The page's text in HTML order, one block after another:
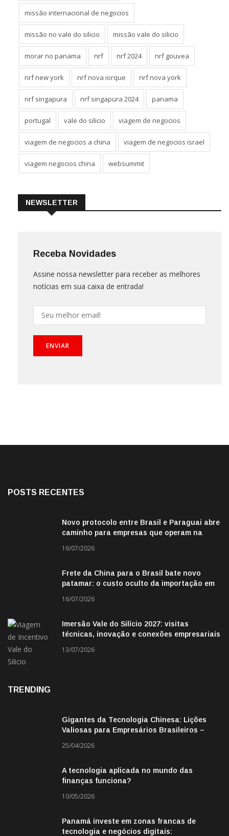
missão internacional de negocios
missão no vale do silicio missão vale do silicio
morar no panama nrf nrf 2024 nrf gouvea
nrf new york nrf nova iorque nrf nova york
nrf singapura nrf singapura 2024 panama
portugal vale do silicio viagem de negocios
viagem de negocios a china viagem de negocios israel
viagem negocios china websummit
NEWSLETTER
Receba Novidades
Assine nossa newsletter para receber as melhores
notícias em sua caixa de entrada!
POSTS RECENTES
Novo protocolo entre Brasil e Paraguai abre
caminho para empresas que operam na
16/07/2026
Frete da China para o Brasil bate novo
patamar: o custo oculto da importação em
16/07/2026
Imersão Vale do Silício 2027: visitas
técnicas, inovação e conexões empresariais
13/07/2026
TRENDING
Gigantes da Tecnologia Chinesa: Lições
Valiosas para Empresários Brasileiros –
25/04/2026
A tecnologia aplicada no mundo das
finanças funciona?
10/05/2026
Panamá investe em zonas francas de
tecnologia e negócios digitais: